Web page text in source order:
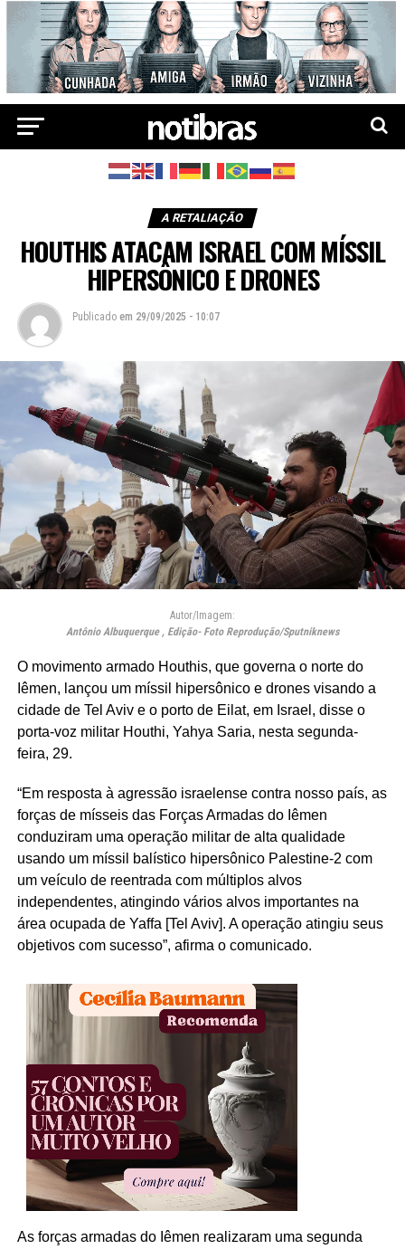
A RETALIAÇÃO
HOUTHIS ATACAM ISRAEL COM MÍSSIL
HIPERSÔNICO E DRONES
Publicado em 29/09/2025 - 10:07
Autor/Imagem:
Antônio Albuquerque , Edição- Foto Reprodução/Sputniknews
O movimento armado Houthis, que governa o norte do
Iêmen, lançou um míssil hipersônico e drones visando a
cidade de Tel Aviv e o porto de Eilat, em Israel, disse o
porta-voz militar Houthi, Yahya Saria, nesta segunda-
feira, 29.
“Em resposta à agressão israelense contra nosso país, as
forças de mísseis das Forças Armadas do Iêmen
conduziram uma operação militar de alta qualidade
usando um míssil balístico hipersônico Palestine-2 com
um veículo de reentrada com múltiplos alvos
independentes, atingindo vários alvos importantes na
área ocupada de Yaffa [Tel Aviv]. A operação atingiu seus
objetivos com sucesso”, afirma o comunicado.
As forças armadas do Iêmen realizaram uma segunda